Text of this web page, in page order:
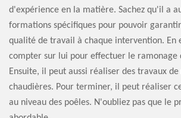
d'expérience en la matière. Sachez qu'il a
formations spécifiques pour pouvoir
qualité de travail à chaque intervention. En
compter sur lui pour effectuer le ramonage
Ensuite, il peut aussi réaliser des travaux
chaudières. Pour terminer, il peut réaliser
au niveau des poêles. N'oubliez pas que le